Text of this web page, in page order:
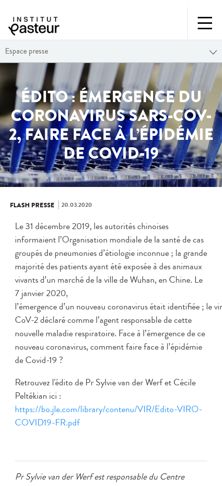
Espace presse
ÉDITO : ÉMERGENCE DU
CORONAVIRUS SARS-COV-
2, FAIRE FACE À L’ÉPIDÉMIE
DE COVID-19
FLASH PRESSE 20.03.2020
Le 31 décembre 2019, les autorités chinoises
informaient l’Organisation mondiale de la santé de cas
groupés de pneumonies d’étiologie inconnue ; la grande
majorité des patients ayant été exposée à des animaux
vivants d’un marché de la ville de Wuhan, en Chine. Le
7 janvier 2020,
l’émergence d’un nouveau coronavirus était identifiée ; le
CoV-2 déclaré comme l’agent responsable de cette
nouvelle maladie respiratoire. Face à l’émergence de ce
nouveau coronavirus, comment faire face à l’épidémie
de Covid-19 ?
Retrouvez l'édito de Pr Sylvie van der Werf et Cécile
Peltékian ici :
https://bo.jle.com/library/contenu/VIR/Edito-VIRO-
COVID19-FR.pdf
Pr Sylvie van der Werf est responsable du Centre